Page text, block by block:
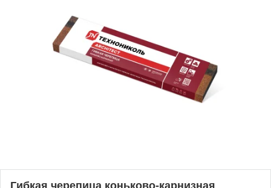
Гибкая черепица коньково-карнизная